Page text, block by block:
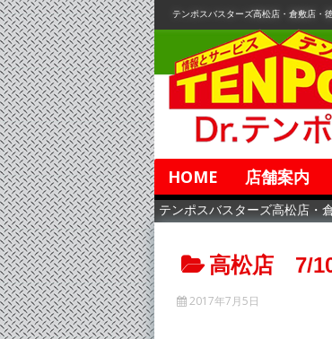
コ
ン
テ
ン
ツ
へ
移
動
テンポスバスターズ高松店・倉敷店・
HOME 店舗案内
テンポスバスターズ高松店・
高松店 7/
2017年7月5日